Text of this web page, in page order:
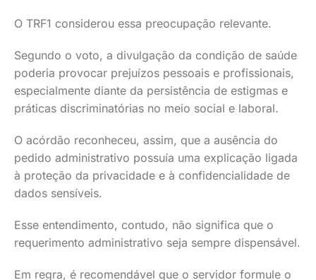
O TRF1 considerou essa preocupação relevante.
Segundo o voto, a divulgação da condição de saúde
poderia provocar prejuízos pessoais e profissionais,
especialmente diante da persistência de estigmas e
práticas discriminatórias no meio social e laboral.
O acórdão reconheceu, assim, que a ausência do
pedido administrativo possuía uma explicação ligada
à proteção da privacidade e à confidencialidade de
dados sensíveis.
Esse entendimento, contudo, não significa que o
requerimento administrativo seja sempre dispensável.
Em regra, é recomendável que o servidor formule o